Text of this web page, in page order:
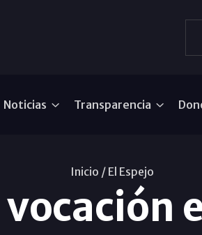
Noticias Transparencia
Inicio / El Espejo